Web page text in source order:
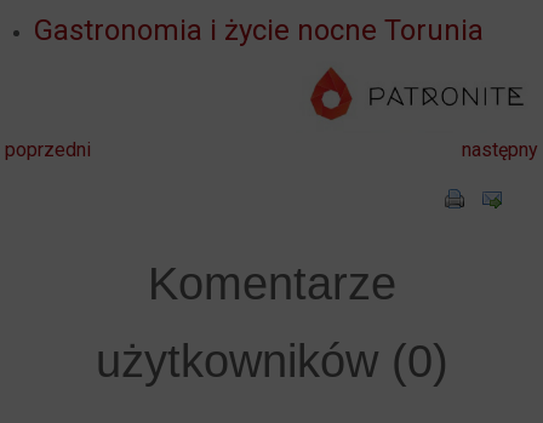
Gastronomia i życie nocne Torunia
poprzedni następny
Komentarze
użytkowników (0)